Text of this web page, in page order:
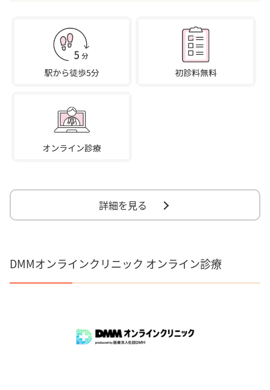
詳細を見る
DMMオンラインクリニック オンライン診療